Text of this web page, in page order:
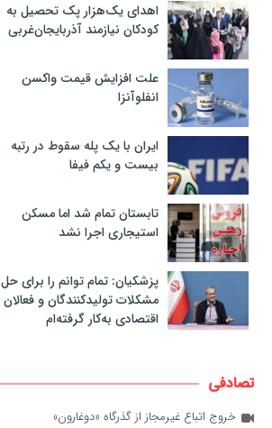
اهدای یک‌هزار پک تحصیل به
کودکان نیازمند آذربایجان‌غربی
علت افزایش قیمت واکسن
انفلوآنزا
ایران با یک پله سقوط در رتبه
بیست و یکم فیفا
تابستان تمام شد اما مسکن
استیجاری اجرا نشد
پزشکیان: تمام توانم را برای حل
مشکلات تولیدکنندگان و فعالان
اقتصادی به‌کار گرفته‌ام
تصادفی
خروج اتباع غیرمجاز از گذرگاه «دوغارون»